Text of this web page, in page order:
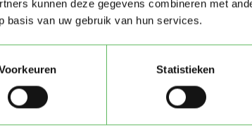
kunnen deze gegevens combineren met
basis van uw gebruik van hun services.
Statistieken